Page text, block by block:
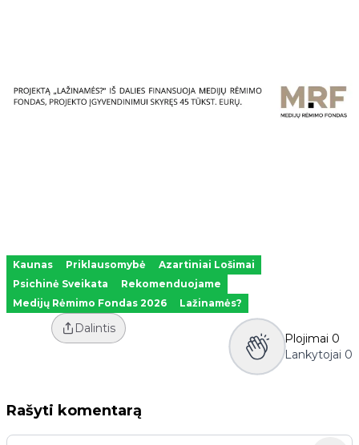
Kaunas Priklausomybė
Azartiniai Lošimai
Psichinė Sveikata
Rekomenduojame
Medijų Rėmimo Fondas 2026
Lažinamės?
Dalintis
Plojimai 0
Lankytojai 0
Rašyti komentarą